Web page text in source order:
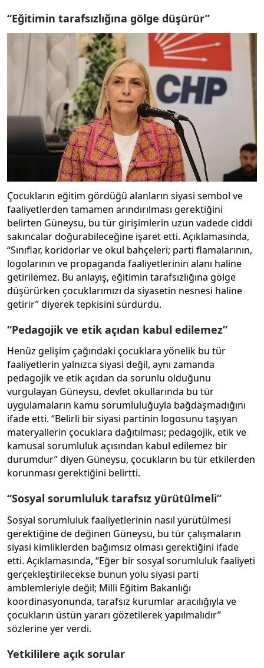
“Eğitimin tarafsızlığına gölge düşürür”
Çocukların eğitim gördüğü alanların siyasi sembol ve
faaliyetlerden tamamen arındırılması gerektiğini
belirten Güneysu, bu tür girişimlerin uzun vadede ciddi
sakıncalar doğurabileceğine işaret etti. Açıklamasında,
“Sınıflar, koridorlar ve okul bahçeleri; parti flamalarının,
logolarının ve propaganda faaliyetlerinin alanı haline
getirilemez. Bu anlayış, eğitimin tarafsızlığına gölge
düşürürken çocuklarımızı da siyasetin nesnesi haline
getirir” diyerek tepkisini sürdürdü.
“Pedagojik ve etik açıdan kabul edilemez”
Henüz gelişim çağındaki çocuklara yönelik bu tür
faaliyetlerin yalnızca siyasi değil, aynı zamanda
pedagojik ve etik açıdan da sorunlu olduğunu
vurgulayan Güneysu, devlet okullarında bu tür
uygulamaların kamu sorumluluğuyla bağdaşmadığını
ifade etti. “Belirli bir siyasi partinin logosunu taşıyan
materyallerin çocuklara dağıtılması; pedagojik, etik ve
kamusal sorumluluk açısından kabul edilemez bir
durumdur” diyen Güneysu, çocukların bu tür etkilerden
korunması gerektiğini belirtti.
“Sosyal sorumluluk tarafsız yürütülmeli”
Sosyal sorumluluk faaliyetlerinin nasıl yürütülmesi
gerektiğine de değinen Güneysu, bu tür çalışmaların
siyasi kimliklerden bağımsız olması gerektiğini ifade
etti. Açıklamasında, “Eğer bir sosyal sorumluluk faaliyeti
gerçekleştirilecekse bunun yolu siyasi parti
amblemleriyle değil; Milli Eğitim Bakanlığı
koordinasyonunda, tarafsız kurumlar aracılığıyla ve
çocukların üstün yararı gözetilerek yapılmalıdır”
sözlerine yer verdi.
Yetkililere açık sorular